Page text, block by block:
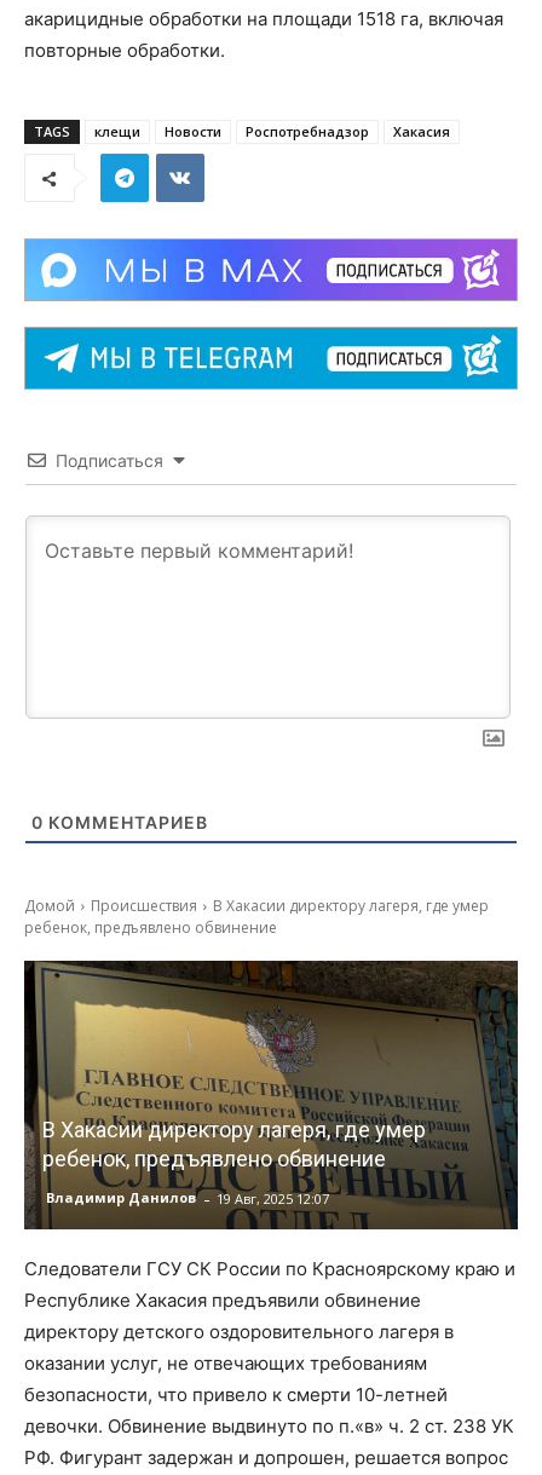
акарицидные обработки на площади 1518 га, включая
повторные обработки.
TAGS клещи Новости Роспотребнадзор Хакасия
Подписаться
0 КОММЕНТАРИЕВ